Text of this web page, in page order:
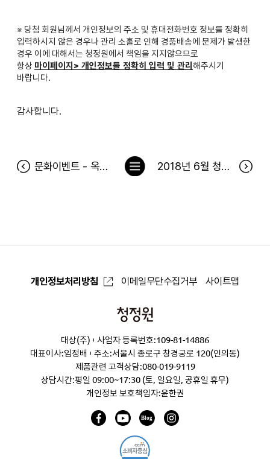
※ 당첨 회원님께서 개인정보의 주소 및 휴대전화번호 정보를 정확히
입력하시지 않은 경우나 관리 소홀로 인해 경품배송에 문제가 발생한
경우 이에 대해서는 청정원에서 책임을 지지않으므로
항상 마이페이지> 개인정보를 정확히 입력 및 관리 해주시기
바랍니다.
감사합니다.
문화이벤트 - 옥탑방고양이 7월10일 공연 당첨자 2018년 6월 청정원 출석 이벤트 당첨자
목
개인정보처리방침 이메일무단수집거부 사이트맵
청
원
대상(주)
사업자 등록번호:109-81-14886
대표이사:임정배
주소:서울시 종로구 창경궁로 120(인의동)
제품관련 고객상담:080-019-9119
상담시간:평일 09:00~17:30 (토, 일요일, 공휴일 휴무)
개인정보 보호책임자:윤한권